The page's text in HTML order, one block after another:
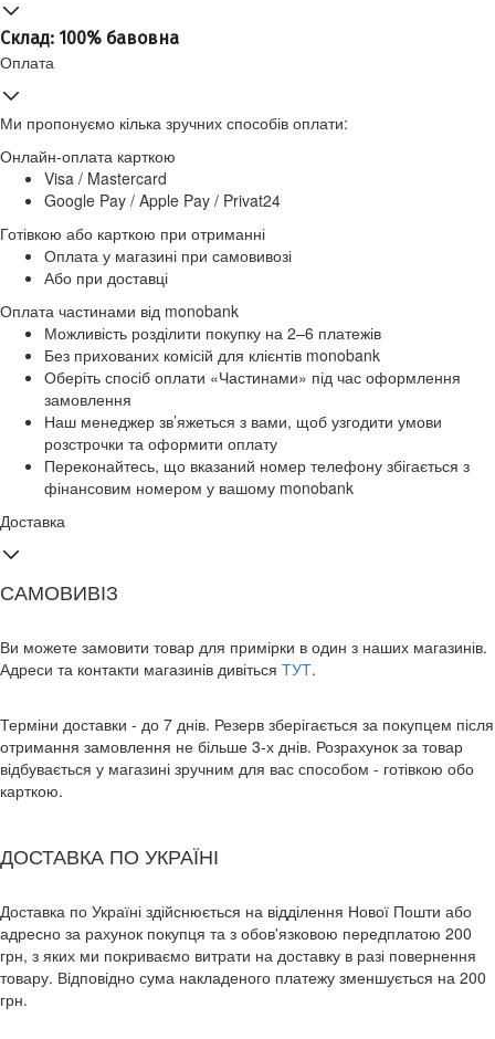
Склад: 100% бавовна
Оплата
Ми пропонуємо кілька зручних способів оплати:
Онлайн-оплата карткою
Visa / Mastercard
Google Pay / Apple Pay / Privat24
Готівкою або карткою при отриманні
Оплата у магазині при самовивозі
Або при доставці
Оплата частинами від monobank
Можливість розділити покупку на 2–6 платежів
Без прихованих комісій для клієнтів monobank
Оберіть спосіб оплати «Частинами» під час оформлення
замовлення
Наш менеджер зв’яжеться з вами, щоб узгодити умови
розстрочки та оформити оплату
Переконайтесь, що вказаний номер телефону збігається з
фінансовим номером у вашому monobank
Доставка
САМОВИВІЗ
Ви можете замовити товар для примірки в один з наших магазинів.
Адреси та контакти магазинів дивіться ТУТ.
Терміни доставки - до 7 днів. Резерв зберігається за покупцем після
отримання замовлення не більше 3-х днів. Розрахунок за товар
відбувається у магазині зручним для вас способом - готівкою обо
карткою.
ДОСТАВКА ПО УКРАЇНІ
Доставка по Україні здійснюється на відділення Нової Пошти або
адресно за рахунок покупця та з обов'язковою передплатою 200
грн, з яких ми покриваємо витрати на доставку в разі повернення
товару. Відповідно сума накладеного платежу зменшується на 200
грн.